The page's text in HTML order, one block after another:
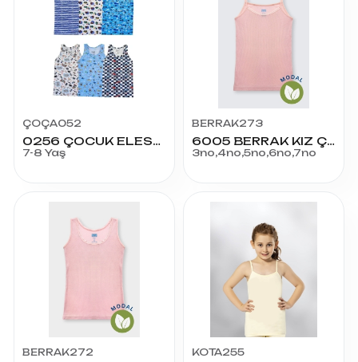
ÇOÇA052
0256 ÇOCUK ELESTAN EMPİRME ATLET NO:4
7-8 Yaş
BERRAK273
6005 BERRAK KIZ ÇOCUK İP ASKILI ATLET
3no,4no,5no,6no,7no
BERRAK272 KOTA255